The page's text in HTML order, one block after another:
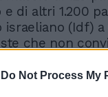
Do Not Process My
e di altri 1.200
(Idf) a
che non
Foundation